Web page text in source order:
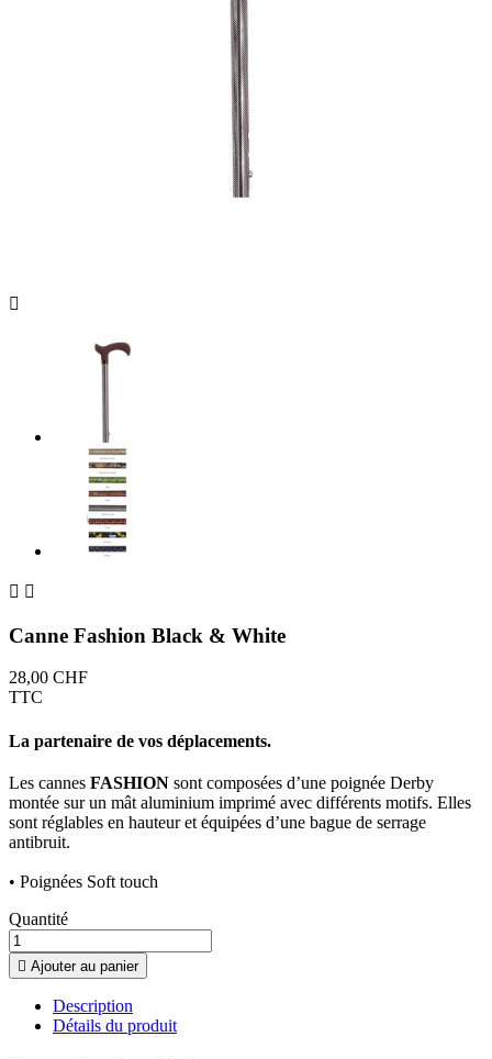

 
Canne Fashion Black & White
28,00 CHF
TTC
La partenaire de vos déplacements.
Les cannes FASHION sont composées d’une poignée Derby
montée sur un mât aluminium imprimé avec différents motifs. Elles
sont réglables en hauteur et équipées d’une bague de serrage
antibruit.
• Poignées Soft touch
Quantité
 Ajouter au panier
Description
Détails du produit